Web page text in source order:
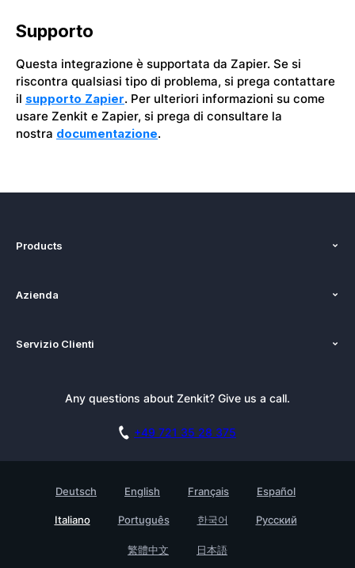
Supporto
Questa integrazione è supportata da Zapier. Se si
riscontra qualsiasi tipo di problema, si prega contattare
il supporto Zapier. Per ulteriori informazioni su come
usare Zenkit e Zapier, si prega di consultare la
nostra documentazione.
Products
Costo
Alternativo
Documentazione
Azienda
Newsroom
Academy
Azienda
Trova un partner
Servizio Clienti
Newsletter
Base di conoscenza
Contatto
Any questions about Zenkit? Give us a call.
+49 721 35 28 375
Deutsch English Français Español
Italiano Português 한국어 Русский
繁體中文 日本語